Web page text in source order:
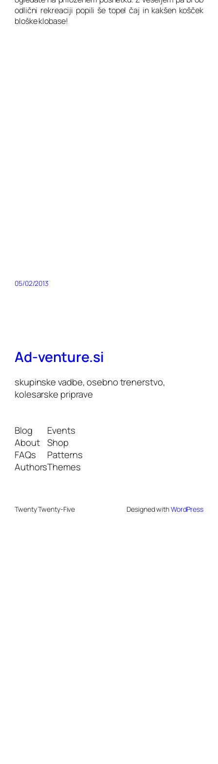
odlični rekreaciji popili še topel čaj in kakšen košček
bloške klobase!
05/02/2013
Ad-venture.si
skupinske vadbe, osebno trenerstvo,
kolesarske priprave
Blog
About
FAQs
Authors
Events
Shop
Patterns
Themes
Twenty Twenty-Five Designed withWordPress